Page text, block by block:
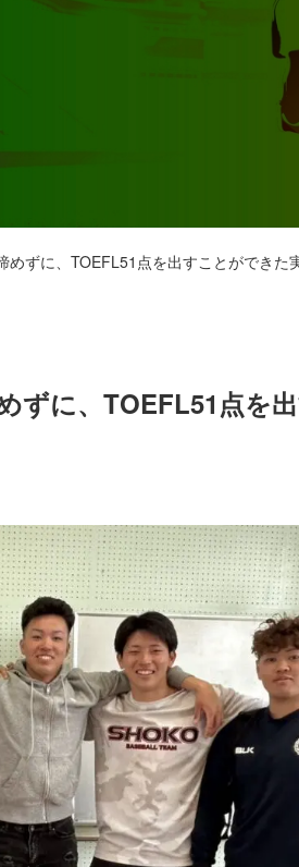
めずに、TOEFL51点を出すことができた
ずに、TOEFL51点を